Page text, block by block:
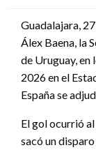
Guadalajara,
Álex Baena, la
de Uruguay,
2026 en el
España se
El gol ocurrió
sacó un